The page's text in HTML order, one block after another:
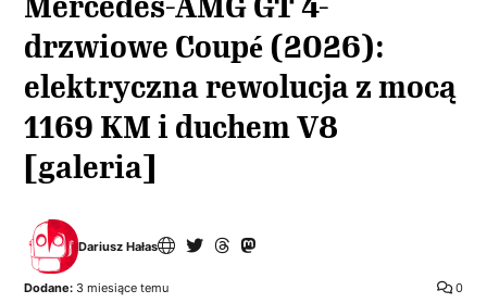
drzwiowe Coupé (2026):
elektryczna rewolucja z mocą
1169 KM i duchem V8
[galeria]
Dariusz Hałas
0
Dodane: 3 miesiące temu